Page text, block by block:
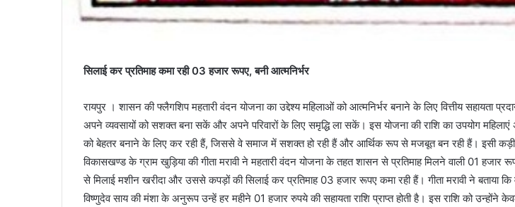
सिलाई कर प्रतिमाह कमा रही 03 हजार रूपए, बनी आत्मनिर्भर
रायपुर । शासन की फ्लैगशिप महतारी वंदन योजना का उद्देश्य महिलाओं को आत्मनिर्भर बनाने के लिए वित्तीय सहायता
अपने व्यवसायों को सशक्त बना सकें और अपने परिवारों के लिए समृद्धि ला सकें। इस योजना की राशि का उपयोग महिलाएं
को बेहतर बनाने के लिए कर रही हैं, जिससे वे समाज में सशक्त हो रही हैं और आर्थिक रूप से मजबूत बन रही हैं। इसी कड़ी
विकासखण्ड के ग्राम खुड़िया की गीता मरावी ने महतारी वंदन योजना के तहत शासन से प्रतिमाह मिलने वाली 01 हजार
से मिलाई मशीन खरीदा और उससे कपड़ों की सिलाई कर प्रतिमाह 03 हजार रूपए कमा रही हैं। गीता मरावी ने बताया कि
विष्णुदेव साय की मंशा के अनुरूप उन्हें हर महीने 01 हजार रुपये की सहायता राशि प्राप्त होती है। इस राशि को उन्होंने